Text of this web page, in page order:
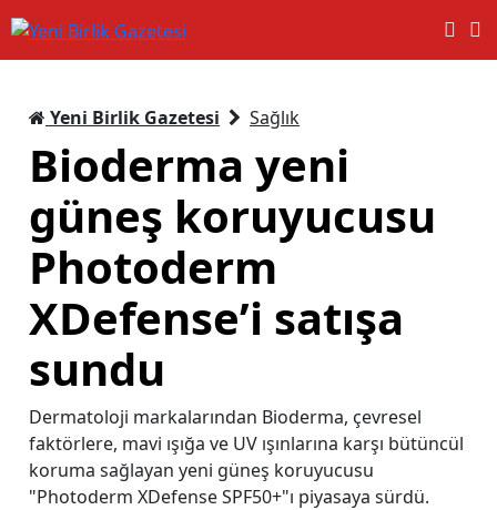
Yeni Birlik Gazetesi Sağlık
Bioderma yeni
güneş koruyucusu
Photoderm
XDefense’i satışa
sundu
Dermatoloji markalarından Bioderma, çevresel
faktörlere, mavi ışığa ve UV ışınlarına karşı bütüncül
koruma sağlayan yeni güneş koruyucusu
"Photoderm XDefense SPF50+"ı piyasaya sürdü.